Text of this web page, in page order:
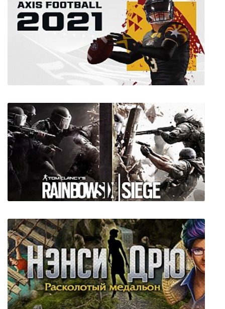
Arcane Worlds
Axis Footbal 2021
Tom Clancy's Rainbow Six Siege